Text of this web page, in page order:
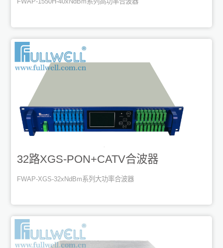
32路XGS-PON+CATV合波器
FWAP-XGS-32xNdBm系列大功率合波器